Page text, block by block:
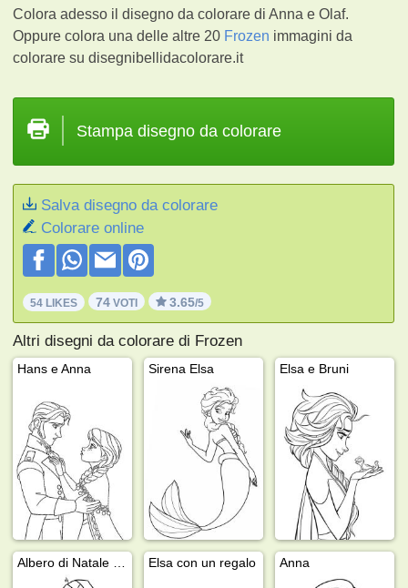
Colora adesso il disegno da colorare di Anna e Olaf.
Oppure colora una delle altre 20 Frozen immagini da
colorare su disegnibellidacolorare.it
Stampa disegno da colorare
Salva disegno da colorare
Colorare online
54 LIKES 74 VOTI 3.65/5
Altri disegni da colorare di Frozen
Hans e Anna Sirena Elsa Elsa e Bruni
Elsa con un regalo Anna